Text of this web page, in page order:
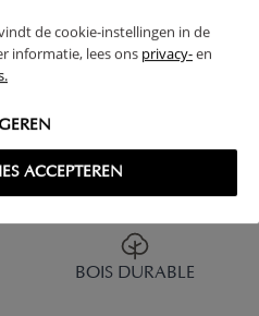
de cookie-instellingen in de
informatie, lees ons privacy-en
ACCEPTEREN
BOIS DURABLE